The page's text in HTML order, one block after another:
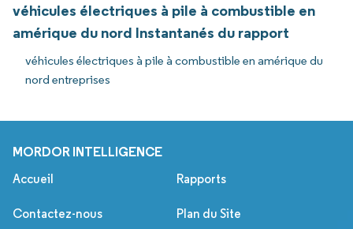
véhicules électriques à pile à combustible en
amérique du nord Instantanés du rapport
véhicules électriques à pile à combustible en amérique du
nord entreprises
MORDOR INTELLIGENCE
Accueil Rapports
Contactez-nous Plan du Site